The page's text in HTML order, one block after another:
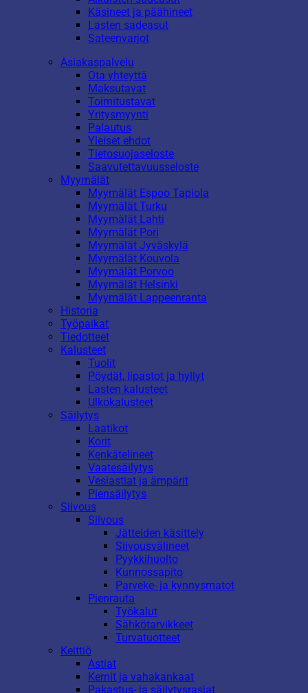
Käsineet ja päähineet
Lasten sadeasut
Sateenvarjot
Asiakaspalvelu
Ota yhteyttä
Maksutavat
Toimitustavat
Yritysmyynti
Palautus
Yleiset ehdot
Tietosuojaseloste
Saavutettavuusseloste
Myymälät
Myymälät Espoo Tapiola
Myymälät Turku
Myymälät Lahti
Myymälät Pori
Myymälät Jyväskylä
Myymälät Kouvola
Myymälät Porvoo
Myymälät Helsinki
Myymälät Lappeenranta
Historia
Työpaikat
Tiedotteet
Kalusteet
Tuolit
Pöydät, lipastot ja hyllyt
Lasten kalusteet
Ulkokalusteet
Säilytys
Laatikot
Korit
Kenkätelineet
Vaatesäilytys
Vesiastiat ja ämpärit
Piensäilytys
Siivous
Siivous
Jätteiden käsittely
Siivousvälineet
Pyykkihuolto
Kunnossapito
Parveke- ja kynnysmatot
Pienrauta
Työkalut
Sähkötarvikkeet
Turvatuotteet
Keittiö
Astiat
Kernit ja vahakankaat
Pakastus- ja säilytysrasiat